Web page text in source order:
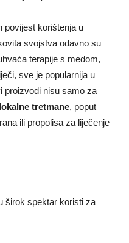
povijest korištenja u
svojstva odavno su
terapije s medom,
sve je popularnija u
proizvodi nisu samo za
lokalne tretmane, poput
ili propolisa za liječenje
širok spektar koristi za